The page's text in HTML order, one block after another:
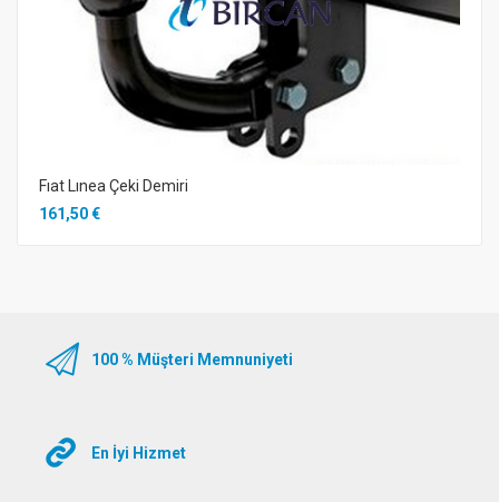
Fıat Lınea Çeki Demiri
161,50 €
100 % Müşteri Memnuniyeti
En İyi Hizmet